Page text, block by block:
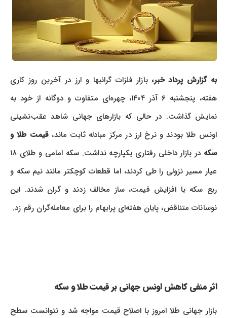
به گزارش پرداد خبر،بازار فلزات گرانبها و ارز در آخرین روز کاری
هفته، پنجشنبه ۶ آذر ۱۴۰۴، چهره‌ای متفاوت و دوگانه از خود به
نمایش گذاشت. در حالی که بازارهای جهانی شاهد عقب‌نشینی
اونس طلا بودند و نرخ ارز در مرکز مبادله ثابت ماند،قیمت طلا و
سکه
در بازار داخلی رفتاری یکپارچه نداشت. سکه امامی و طلای ۱۸
عیار مسیر نزولی را طی کردند، اما قطعات کوچکتر مانند نیم سکه و
ربع سکه با افزایش قیمت، ساز مخالف زدند و گران شدند. این
نوسانات متناقض، پایان هفته‌ای پرابهام را برای معامله‌گران رقم زد.
اثر منفی کاهش اونس جهانی بر قیمت طلا و سکه
بازار جهانی طلا امروز با اصلاح قیمت مواجه شد و نتوانست سطح